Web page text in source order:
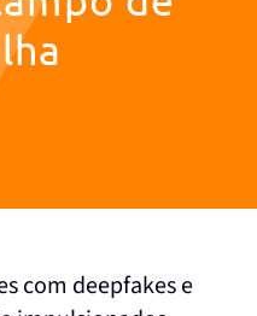
com deepfakes e